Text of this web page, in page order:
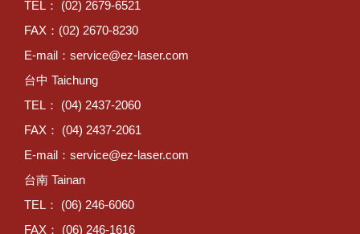
TEL： (02) 2679-6521
FAX：(02) 2670-8230
E-mail： service@ez-laser.com
台中 Taichung
TEL： (04) 2437-2060
FAX： (04) 2437-2061
E-mail： service@ez-laser.com
台南 Tainan
TEL： (06) 246-6060
FAX： (06) 246-1616